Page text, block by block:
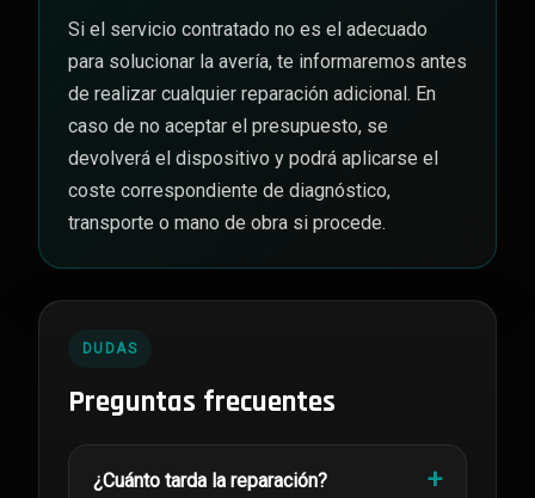
Si el servicio contratado no es el adecuado
para solucionar la avería, te informaremos antes
de realizar cualquier reparación adicional. En
caso de no aceptar el presupuesto, se
devolverá el dispositivo y podrá aplicarse el
coste correspondiente de diagnóstico,
transporte o mano de obra si procede.
DUDAS
Preguntas frecuentes
¿Cuánto tarda la reparación?